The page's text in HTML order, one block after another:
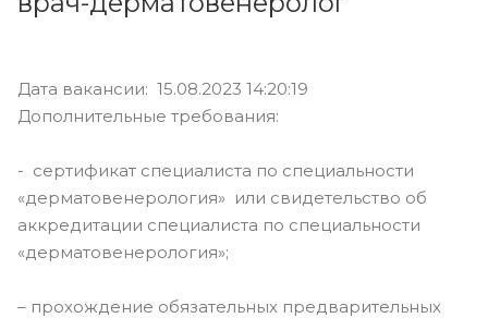
Дата вакансии: 15.08.2023 14:20:19
Дополнительные требования:
- сертификат специалиста по специальности
«дерматовенерология» или свидетельство об
аккредитации специалиста по специальности
«дерматовенерология»;
– прохождение обязательных предварительных